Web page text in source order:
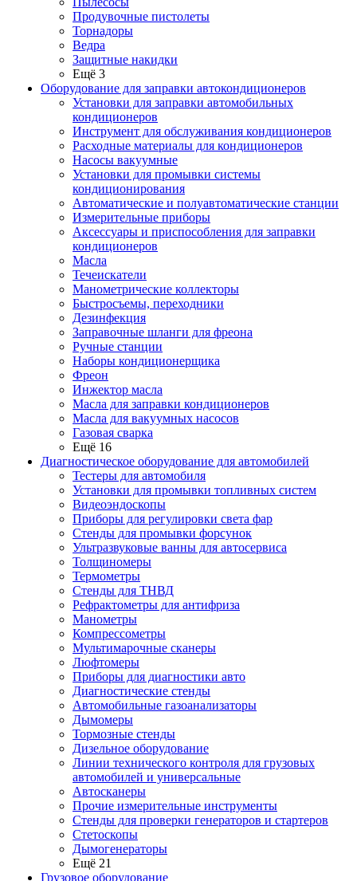
Продувочные пистолеты
Торнадоры
Ведра
Защитные накидки
Ещё 3
Оборудование для заправки автокондиционеров
Установки для заправки автомобильных
кондиционеров
Инструмент для обслуживания кондиционеров
Расходные материалы для кондиционеров
Насосы вакуумные
Установки для промывки системы
кондиционирования
Автоматические и полуавтоматические станции
Измерительные приборы
Аксессуары и приспособления для заправки
кондиционеров
Масла
Течеискатели
Манометрические коллекторы
Быстросъемы, переходники
Дезинфекция
Заправочные шланги для фреона
Ручные станции
Наборы кондиционерщика
Фреон
Инжектор масла
Масла для заправки кондиционеров
Масла для вакуумных насосов
Газовая сварка
Ещё 16
Диагностическое оборудование для автомобилей
Тестеры для автомобиля
Установки для промывки топливных систем
Видеоэндоскопы
Приборы для регулировки света фар
Стенды для промывки форсунок
Ультразвуковые ванны для автосервиса
Толщиномеры
Термометры
Стенды для ТНВД
Рефрактометры для антифриза
Манометры
Компрессометры
Мультимарочные сканеры
Люфтомеры
Приборы для диагностики авто
Диагностические стенды
Автомобильные газоанализаторы
Дымомеры
Тормозные стенды
Дизельное оборудование
Линии технического контроля для грузовых
автомобилей и универсальные
Автосканеры
Прочие измерительные инструменты
Стенды для проверки генераторов и стартеров
Стетоскопы
Дымогенераторы
Ещё 21
Грузовое оборудование